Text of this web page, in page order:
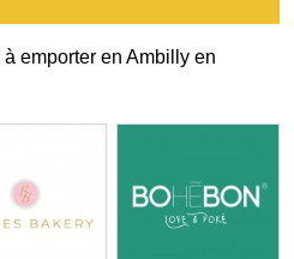
emporter en Ambilly en